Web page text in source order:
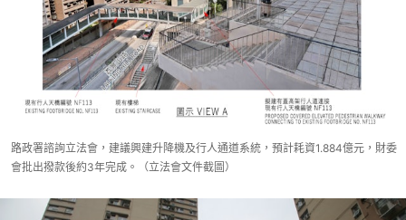
路政署諮詢立法會，建議興建升降機及行人通道系統，預計耗資1.884億元，財委
會批出撥款後約3年完成。（立法會文件截圖）